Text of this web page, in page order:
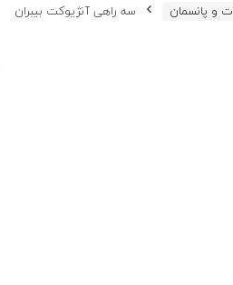
و پانسمان سه راهی آنژیوکت بیبران